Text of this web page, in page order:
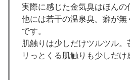
実際に感じた金気臭はほんの
他には若干の温泉臭。癖が無
です。
肌触りは少しだけツルツル
リっとくる肌触りも少しだけ